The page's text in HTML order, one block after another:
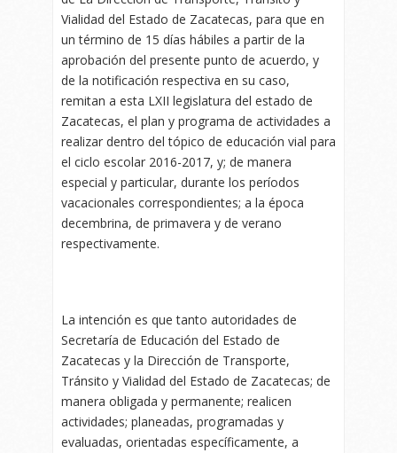
Vialidad del Estado de Zacatecas, para que en
un término de 15 días hábiles a partir de la
aprobación del presente punto de acuerdo, y
de la notificación respectiva en su caso,
remitan a esta LXII legislatura del estado de
Zacatecas, el plan y programa de actividades a
realizar dentro del tópico de educación vial para
el ciclo escolar 2016-2017, y; de manera
especial y particular, durante los períodos
vacacionales correspondientes; a la época
decembrina, de primavera y de verano
respectivamente.
La intención es que tanto autoridades de
Secretaría de Educación del Estado de
Zacatecas y la Dirección de Transporte,
Tránsito y Vialidad del Estado de Zacatecas; de
manera obligada y permanente; realicen
actividades; planeadas, programadas y
evaluadas, orientadas específicamente, a